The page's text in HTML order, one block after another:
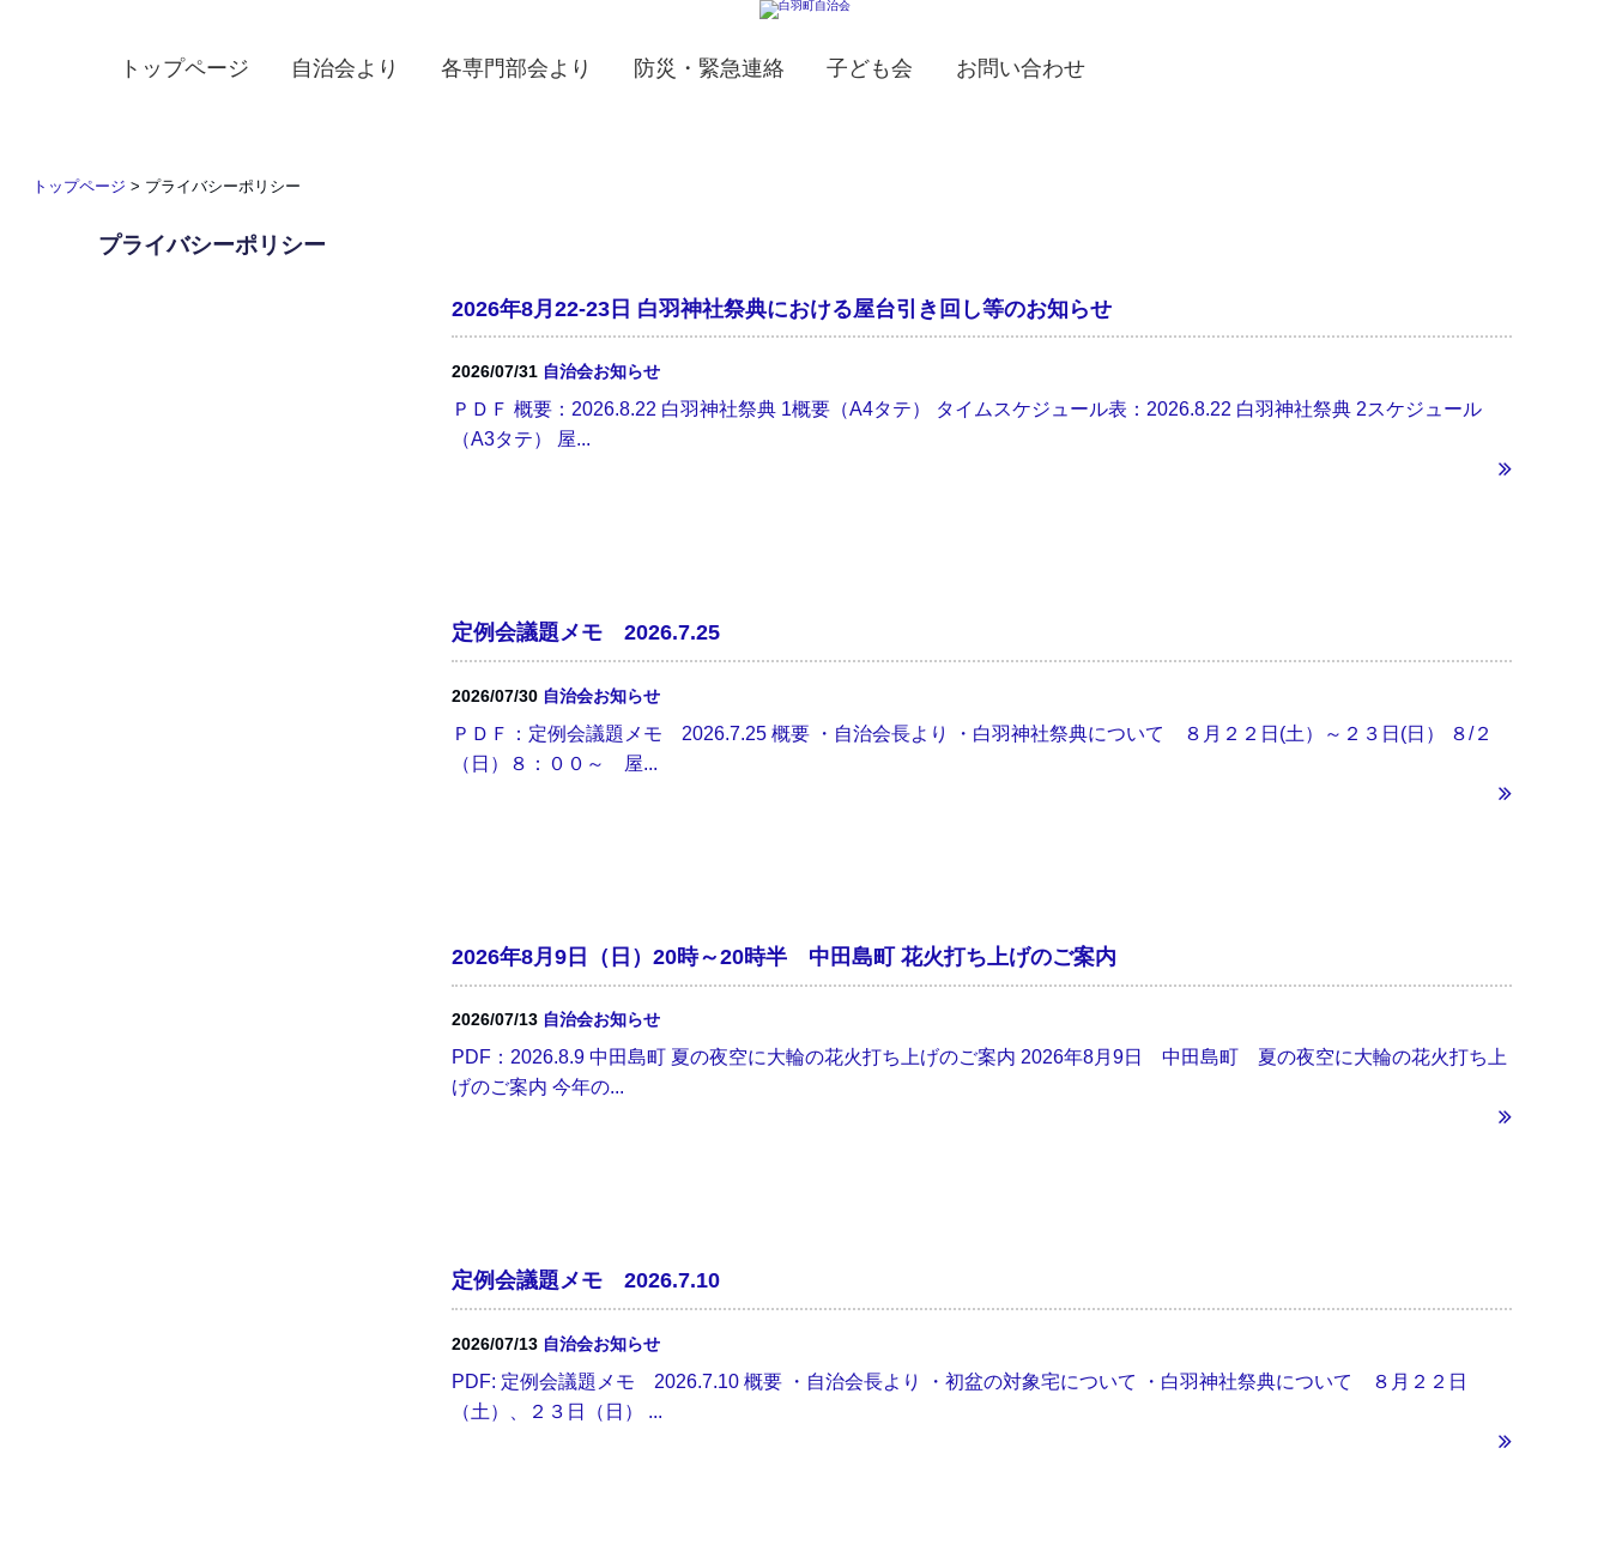
トップページ 自治会より 各専門部会より 防災・緊急連絡 子ども会 お問い合わせ
トップページ > プライバシーポリシー
プライバシーポリシー
2026年8月22-23日 白羽神社祭典における屋台引き回し等のお知らせ
2026/07/31 自治会お知らせ
ＰＤＦ 概要：2026.8.22 白羽神社祭典 1概要（A4タテ） タイムスケジュール表：2026.8.22 白羽神社祭典 2スケジュール
（A3タテ） 屋...
定例会議題メモ 2026.7.25
2026/07/30 自治会お知らせ
ＰＤＦ：定例会議題メモ 2026.7.25 概要 ・自治会長より ・白羽神社祭典について ８月２２日(土）～２３日(日） ８/２
（日）８：００～ 屋...
2026年8月9日（日）20時～20時半 中田島町 花火打ち上げのご案内
2026/07/13 自治会お知らせ
PDF：2026.8.9 中田島町 夏の夜空に大輪の花火打ち上げのご案内 2026年8月9日 中田島町 夏の夜空に大輪の花火打ち上
げのご案内 今年の...
定例会議題メモ 2026.7.10
2026/07/13 自治会お知らせ
PDF: 定例会議題メモ 2026.7.10 概要 ・自治会長より ・初盆の対象宅について ・白羽神社祭典について ８月２２日
（土）、２３日（日） ...